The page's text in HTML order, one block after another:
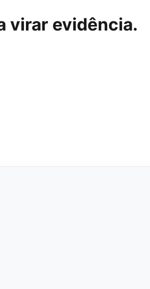
virar evidência.